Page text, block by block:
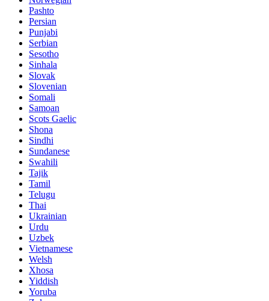
Pashto
Persian
Punjabi
Serbian
Sesotho
Sinhala
Slovak
Slovenian
Somali
Samoan
Scots Gaelic
Shona
Sindhi
Sundanese
Swahili
Tajik
Tamil
Telugu
Thai
Ukrainian
Urdu
Uzbek
Vietnamese
Welsh
Xhosa
Yiddish
Yoruba